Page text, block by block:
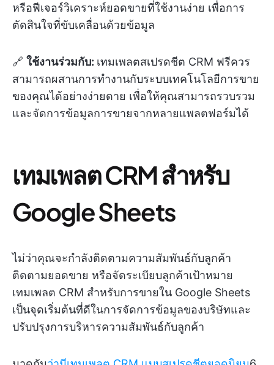
หรือฟีเจอร์วิเคราะห์ยอดขายที่ใช้งานง่าย เพื่อการ
ตัดสินใจที่ขับเคลื่อนด้วยข้อมูล
🔗 ใช้งานร่วมกับ: เทมเพลตสเปรดชีต CRM ฟรีควร
สามารถผสานการทำงานกับระบบเทคโนโลยีการขาย
ของคุณได้อย่างง่ายดาย เพื่อให้คุณสามารถรวบรวม
และจัดการข้อมูลการขายจากหลายแพลตฟอร์มได้
เทมเพลต CRM สำหรับ
Google Sheets
ไม่ว่าคุณจะกำลังติดตามความสัมพันธ์กับลูกค้า
ติดตามยอดขาย หรือจัดระเบียบลูกค้าเป้าหมาย
เทมเพลต CRM สำหรับการขายใน Google Sheets
เป็นจุดเริ่มต้นที่ดีในการจัดการข้อมูลของบริษัทและ
ปรับปรุงการบริหารความสัมพันธ์กับลูกค้า